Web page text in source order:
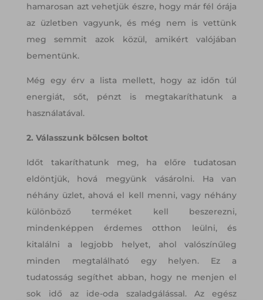
hamarosan azt vehetjük észre, hogy már fél órája
az üzletben vagyunk, és még nem is vettünk
meg semmit azok közül, amikért valójában
bementünk.
Még egy érv a lista mellett, hogy az időn túl
energiát, sőt, pénzt is megtakaríthatunk a
használatával.
2. Válasszunk bölcsen boltot
Időt takaríthatunk meg, ha előre tudatosan
eldöntjük, hová megyünk vásárolni. Ha van
néhány üzlet, ahová el kell menni, vagy néhány
különböző terméket kell beszerezni,
mindenképpen érdemes otthon leülni, és
kitalálni a legjobb helyet, ahol valószínűleg
minden megtalálható egy helyen. Ez a
tudatosság segíthet abban, hogy ne menjen el
sok idő az ide-oda szaladgálással. Az egész